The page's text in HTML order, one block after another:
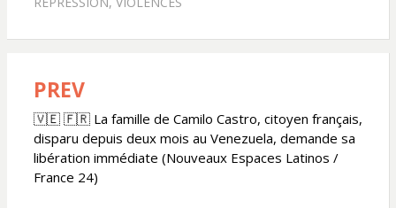
Navigation
de
l’article
PREV
🇻🇪 🇫🇷 La famille de Camilo Castro, citoyen français,
disparu depuis deux mois au Venezuela, demande sa
libération immédiate (Nouveaux Espaces Latinos /
France 24)